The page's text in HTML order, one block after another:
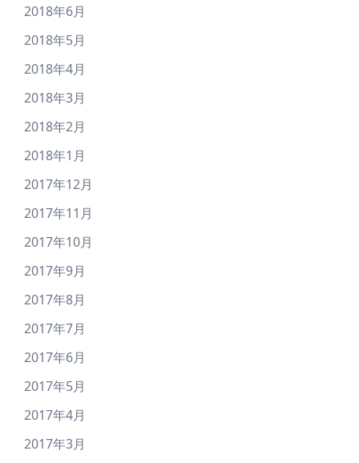
2018年6月
2018年5月
2018年4月
2018年3月
2018年2月
2018年1月
2017年12月
2017年11月
2017年10月
2017年9月
2017年8月
2017年7月
2017年6月
2017年5月
2017年4月
2017年3月